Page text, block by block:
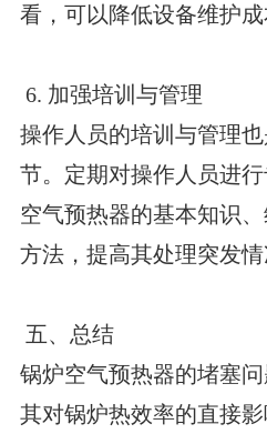
看，可以降低设备维护成
6. 加强培训与管理
操作人员的培训与管理
节。定期对操作人员进
空气预热器的基本知识
方法，提高其处理突发情
五、总结
锅炉空气预热器的堵塞
其对锅炉热效率的直接